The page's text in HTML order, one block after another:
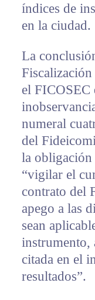
índices de
en la ciudad.
La
Fiscalización
el FICOSEC
numeral
del
la obligación
“vigilar el
contrato del
apego a las
sean
instrumento,
citada en el
resultados”.